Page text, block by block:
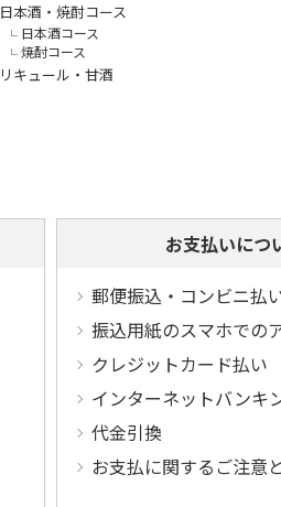
日本酒・焼酎コース
日本酒コース
焼酎コース
リキュール・甘酒
お支払いにつ
郵便振込・コンビニ払
振込用紙のスマホでの
クレジットカード払い
インターネットバンキ
代金引換
お支払に関するご注意